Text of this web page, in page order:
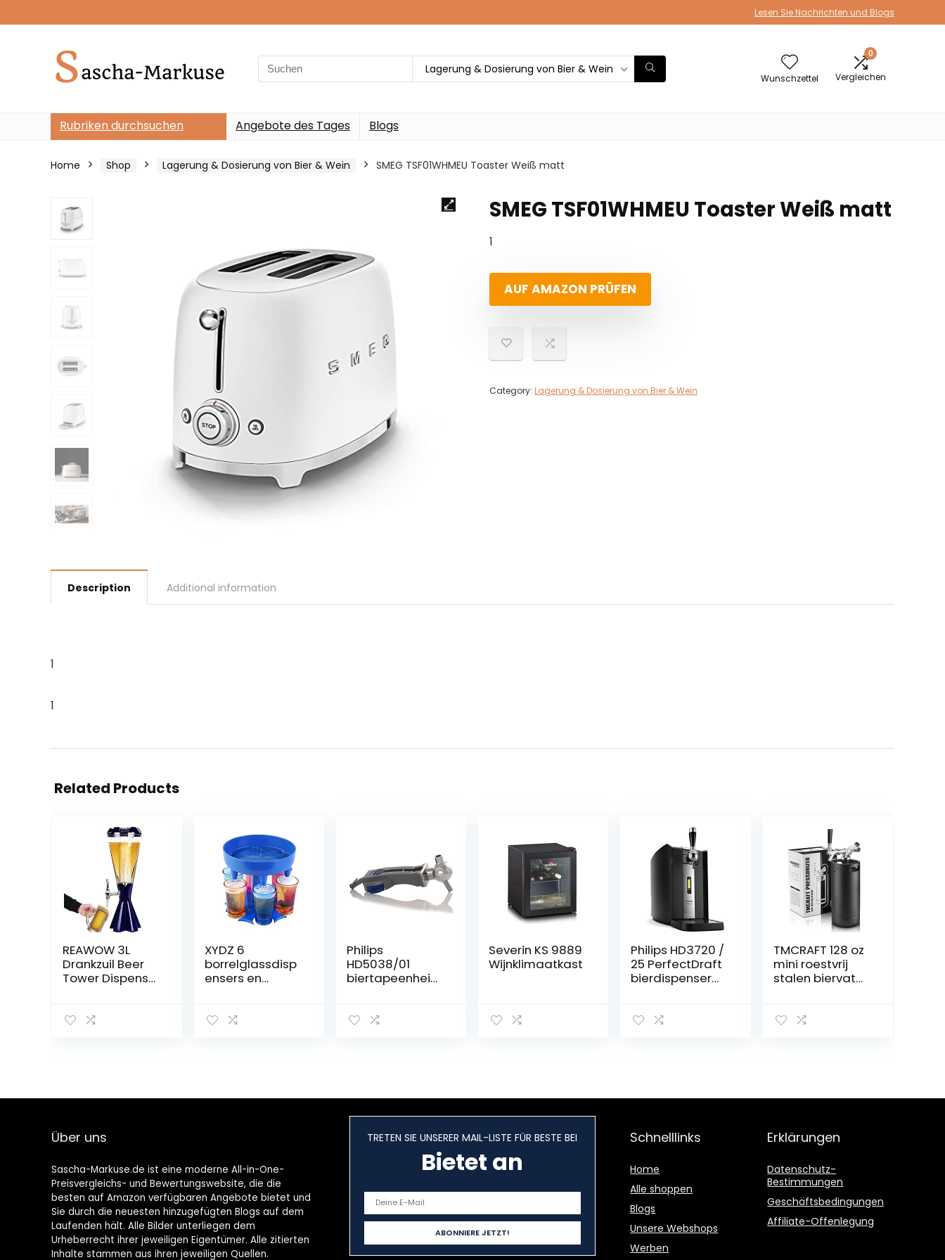
Lesen Sie Nachrichten und Blogs
Search
for:
Lagerung & Dosierung von Bier & Wein
Wunschzettel
0
Vergleichen
Rubriken durchsuchen Angebote des Tages Blogs
Home Shop Lagerung & Dosierung von Bier & Wein SMEG TSF01WHMEU Toaster Weiß matt
SMEG TSF01WHMEU Toaster Weiß matt
1
AUF AMAZON PRÜFEN
Category: Lagerung & Dosierung von Bier & Wein
Description Additional information
1
1
Related Products
REAWOW 3L
Drankzuil Beer
Tower Dispenser
LED Lights Keg
XYDZ 6
borrelglassdisp
ensers en
met standaard,
Philips
HD5038/01
biertapeenheid
Severin KS 9889
Wijnklimaatkast
Philips HD3720 /
25 PerfectDraft
bierdispenser
TMCRAFT 128 oz
mini roestvrij
stalen biervat
draagbare
koolzuurhouden
de (3,8 l)
Über uns
Sascha-Markuse.de ist eine moderne All-in-One-
Preisvergleichs- und Bewertungswebsite, die die
besten auf Amazon verfügbaren Angebote bietet und
Sie durch die neuesten hinzugefügten Blogs auf dem
Laufenden hält. Alle Bilder unterliegen dem
Urheberrecht ihrer jeweiligen Eigentümer. Alle zitierten
Inhalte stammen aus ihren jeweiligen Quellen.
TRETEN SIE UNSERER MAIL-LISTE FÜR BESTE BEI
Bietet an
Schnelllinks
Home
Alle shoppen
Blogs
Unsere Webshops
Werben
Erklärungen
Datenschutz-
Bestimmungen
Geschäftsbedingungen
Affiliate-Offenlegung